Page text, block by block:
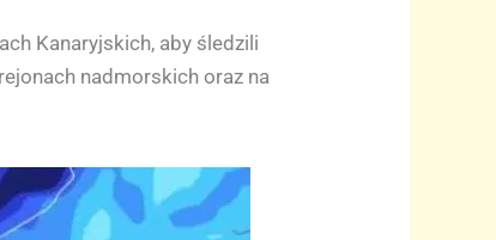
Kanaryjskich, aby śledzili
nadmorskich oraz na